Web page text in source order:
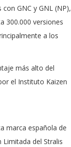
GNC y GNL (NP),
300.000 versiones
a los
más alto del
el Instituto Kaizen
marca española de
Limitada del Stralis